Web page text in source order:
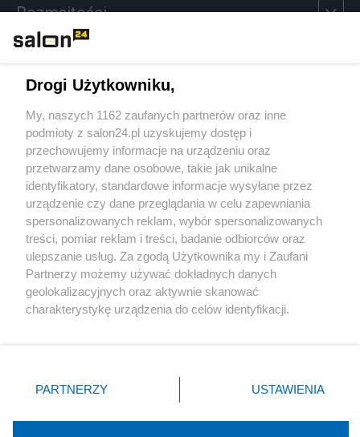
Rozmaitości
Sport
Społeczeństwo
Kultura
X Facebook Instagram Youtube
Drogi Użytkowniku,
My, naszych 1162 zaufanych partnerów oraz inne
podmioty z salon24.pl uzyskujemy dostęp i
przechowujemy informacje na urządzeniu oraz
przetwarzamy dane osobowe, takie jak unikalne
identyfikatory, standardowe informacje wysyłane przez
urządzenie czy dane przeglądania w celu zapewniania
spersonalizowanych reklam, wybór spersonalizowanych
treści, pomiar reklam i treści, badanie odbiorców oraz
ulepszanie usług. Za zgodą Użytkownika my i Zaufani
Partnerzy możemy używać dokładnych danych
geolokalizacyjnych oraz aktywnie skanować
charakterystykę urządzenia do celów identyfikacji.
zmienić/wycofać klikając przycisk ustawień prywatności
znajdujący się w lewym dolnym rogu strony
rodzaje przetwarzania danych nie wymagają zgody
PARTNERZY USTAWIENIA